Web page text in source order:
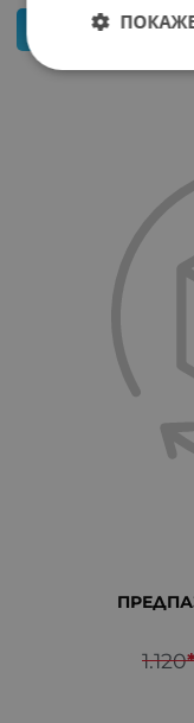
1.120